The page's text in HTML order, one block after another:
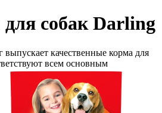
собак Darling
выпускает качественные корма для
всем основным